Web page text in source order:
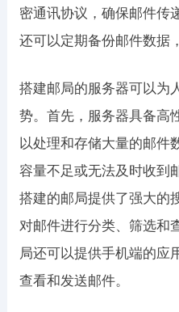
密通讯协议，确保邮件传
还可以定期备份邮件数据
搭建邮局的服务器可以为
势。首先，服务器具备高
以处理和存储大量的邮件
容量不足或无法及时收到
搭建的邮局提供了强大的
对邮件进行分类、筛选和
局还可以提供手机端的应
查看和发送邮件。